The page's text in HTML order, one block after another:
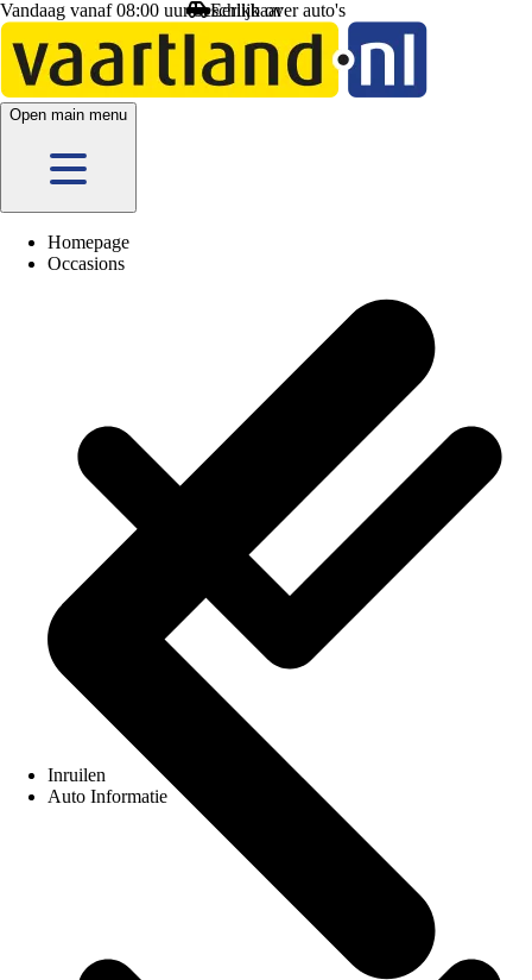
Vandaag vanaf 08:00 uur beschikbaar
Open main menu
Homepage
Occasions
Inruilen
Auto Informatie